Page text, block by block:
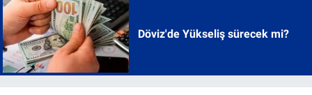
Döviz'de Yükseliş sürecek mi?